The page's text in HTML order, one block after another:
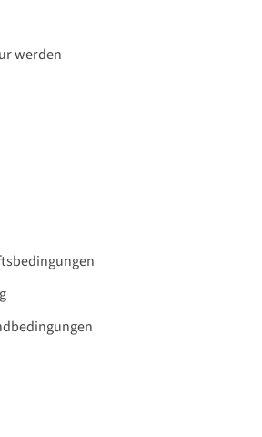
werden